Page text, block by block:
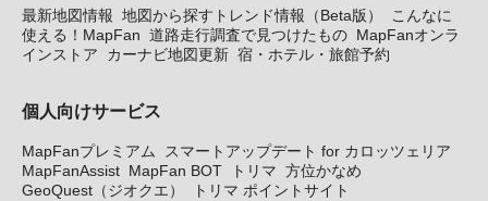
最新地図情報 地図から探すトレンド情報（Beta版）
こんなに
使える！MapFan 道路走行調査で見つけたもの MapFanオンラ
インストア
カーナビ地図更新 宿・ホテル・旅館予約
個人向けサービス
MapFanプレミアム
スマートアップデート for カロッツェリア
MapFanAssist MapFan BOT トリマ 方位かなめ
GeoQuest（ジオクエ）
トリマ ポイントサイト